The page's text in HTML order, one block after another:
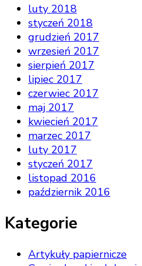
luty 2018
styczeń 2018
grudzień 2017
wrzesień 2017
sierpień 2017
lipiec 2017
czerwiec 2017
maj 2017
kwiecień 2017
marzec 2017
luty 2017
styczeń 2017
listopad 2016
październik 2016
Kategorie
Artykuły papiernicze